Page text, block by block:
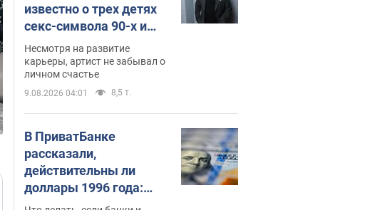
известно о трех детях
секс-символа 90-х и
как они выглядят
Несмотря на развитие
карьеры, артист не забывал о
личном счастье
9.08.2026 04:01 8,5 т.
В ПриватБанке
рассказали,
действительны ли
доллары 1996 года:
принимают ли